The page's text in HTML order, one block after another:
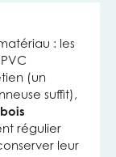
: les
(un
suffit),
bois
régulier
leur